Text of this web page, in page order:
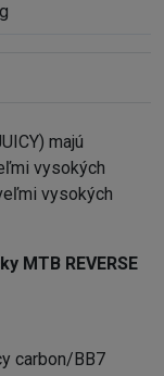
majú
vysokých
vysokých
MTB REVERSE
carbon/BB7